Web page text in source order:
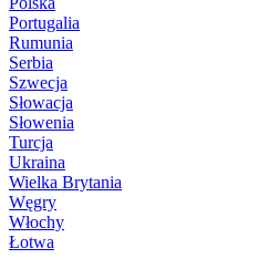
Portugalia
Rumunia
Serbia
Szwecja
Słowacja
Słowenia
Turcja
Ukraina
Wielka Brytania
Węgry
Włochy
Łotwa